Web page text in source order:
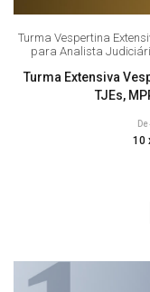
Turma Vespertina
para Analista
Turma Extensiva
TJEs,
De
10